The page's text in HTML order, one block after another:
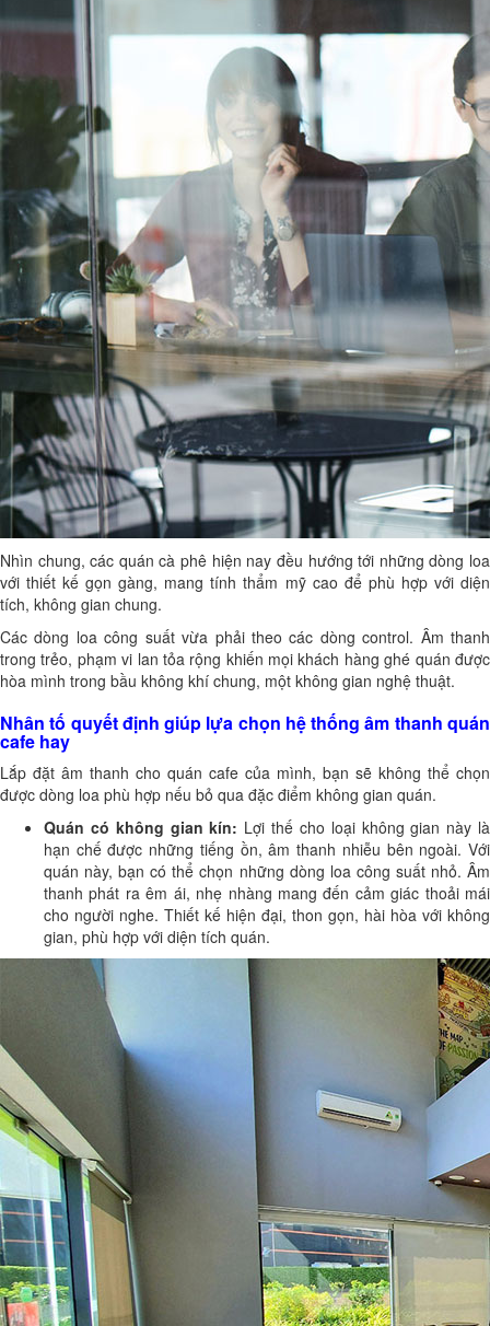
Nhìn chung, các quán cà phê hiện nay đều hướng tới những dòng loa
với thiết kế gọn gàng, mang tính thẩm mỹ cao để phù hợp với diện
tích, không gian chung.
Các dòng loa công suất vừa phải theo các dòng control. Âm thanh
trong trẻo, phạm vi lan tỏa rộng khiến mọi khách hàng ghé quán được
hòa mình trong bầu không khí chung, một không gian nghệ thuật.
Nhân tố quyết định giúp lựa chọn hệ thống âm thanh quán
cafe hay
Lắp đặt âm thanh cho quán cafe của mình, bạn sẽ không thể chọn
được dòng loa phù hợp nếu bỏ qua đặc điểm không gian quán.
Quán có không gian kín: Lợi thế cho loại không gian này là
hạn chế được những tiếng ồn, âm thanh nhiễu bên ngoài. Với
quán này, bạn có thể chọn những dòng loa công suất nhỏ. Âm
thanh phát ra êm ái, nhẹ nhàng mang đến cảm giác thoải mái
cho người nghe. Thiết kế hiện đại, thon gọn, hài hòa với không
gian, phù hợp với diện tích quán.